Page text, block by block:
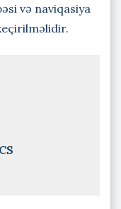
və naviqasiya